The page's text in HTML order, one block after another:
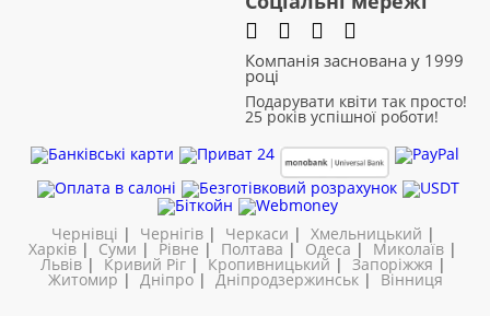
Компанія заснована у 1999
році
Подарувати квіти так просто!
25 років успішної роботи!
Чернівці | Чернігів| Черкаси | Хмельницький |
Харків | Суми | Рівне | Полтава | Одеса | Миколаїв |
Львів| Кривий Ріг|Кропивницький | Запоріжжя |
Житомир | Дніпро| Дніпродзержинськ| Вінниця